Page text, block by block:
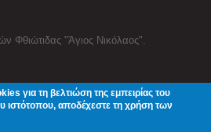
Φθιώτιδας "Άγιος Νικόλαος".
για τη βελτιώση της εμπειρίας του
ιστότοπου, αποδέχεστε τη χρήση των